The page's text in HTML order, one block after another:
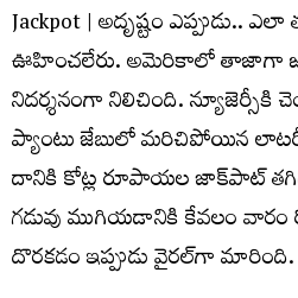
Jackpot | అదృష్టం ఎప్పుడు..
ఊహించలేరు. అమెరికాలో తాజాగా
నిదర్శనంగా నిలిచింది. న్యూజెర్సీకి
ప్యాంటు జేబులో మరిచిపోయిన
దానికి కోట్ల రూపాయల జాక్‌పాట్
గడువు ముగియడానికి కేవలం
దొరకడం ఇప్పుడు వైరల్‌గా మారింది.